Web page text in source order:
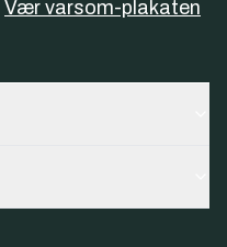
Vær varsom-plakaten